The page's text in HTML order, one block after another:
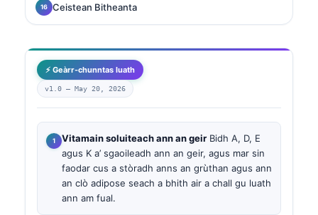
Ceistean Bitheanta
⚡ Geàrr-chunntas luath
v1.0 — May 20, 2026
Vitamain soluiteach ann an geir Bidh A, D, E
agus K a’ sgaoileadh ann an geir, agus mar sin
faodar cus a stòradh anns an grùthan agus ann
an clò adipose seach a bhith air a chall gu luath
ann am fual.